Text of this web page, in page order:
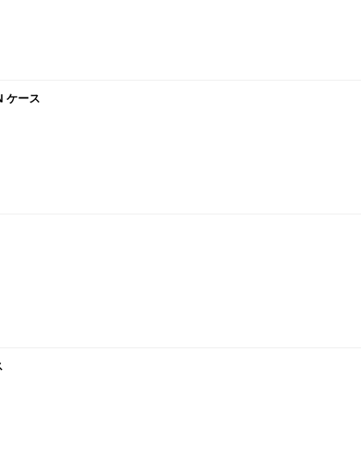
ケース